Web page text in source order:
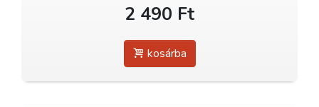
2 490 Ft
kosárba